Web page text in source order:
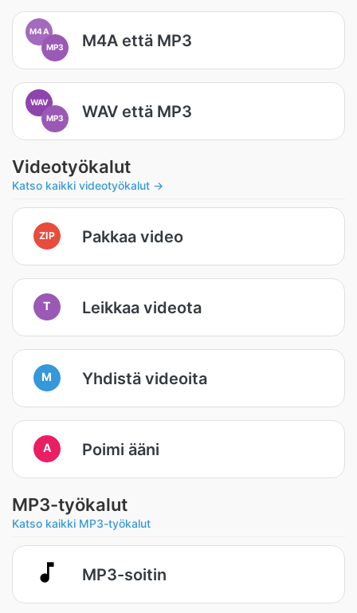
M4A
MP3
M4A että MP3
WAV
MP3
WAV että MP3
Videotyökalut
Katso kaikki videotyökalut →
ZIP Pakkaa video
T Leikkaa videota
M Yhdistä videoita
A Poimi ääni
MP3-työkalut
Katso kaikki MP3-työkalut
MP3-soitin